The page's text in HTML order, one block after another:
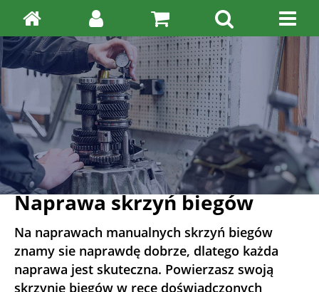
Naprawa skrzyń biegów
Na naprawach manualnych skrzyń biegów
znamy sie naprawdę dobrze, dlatego każda
naprawa jest skuteczna. Powierzasz swoją
skrzynię biegów w ręce doświadczonych